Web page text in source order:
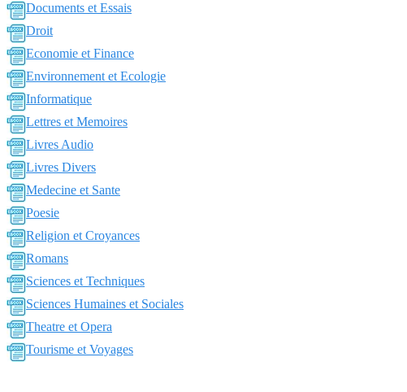
Documents et Essais
Droit
Economie et Finance
Environnement et Ecologie
Informatique
Lettres et Memoires
Livres Audio
Livres Divers
Medecine et Sante
Poesie
Religion et Croyances
Romans
Sciences et Techniques
Sciences Humaines et Sociales
Theatre et Opera
Tourisme et Voyages